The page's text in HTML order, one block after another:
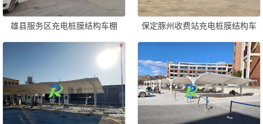
雄县服务区充电桩膜结构车棚 保定豚州收费站充电桩膜结构车
棚